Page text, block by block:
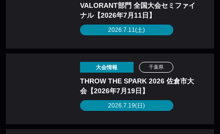
VALORANT部門 全国大会セミファイ
ナル【2026年7月11日】
2026.7.11(土)
大会情報
THROW THE SPARK 2026 佐倉市大
会【2026年7月19日】
2026.7.19(日)
千葉県